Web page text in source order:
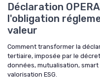
Déclaration
l'obligation
valeur
Comment transformer la
tertiaire, imposée par le
données, mutualisation,
valorisation ESG.